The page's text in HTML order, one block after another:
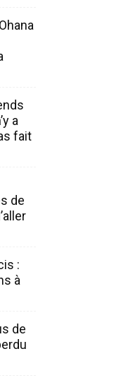
a
fait
de
:
à
de